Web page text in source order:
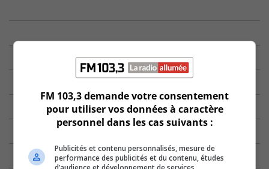
FM 103,3 demande votre consentement
pour utiliser vos données à caractère
personnel dans les cas suivants :
Publicités et contenu personnalisés, mesure de
performance des publicités et du contenu, études